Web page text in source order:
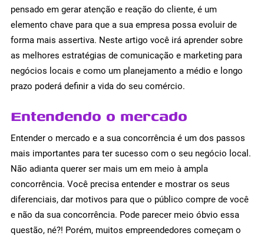
pensado em gerar atenção e reação do cliente, é um
elemento chave para que a sua empresa possa evoluir de
forma mais assertiva. Neste artigo você irá aprender sobre
as melhores estratégias de comunicação e marketing para
negócios locais e como um planejamento a médio e longo
prazo poderá definir a vida do seu comércio.
Entendendo o mercado
Entender o mercado e a sua concorrência é um dos passos
mais importantes para ter sucesso com o seu negócio local.
Não adianta querer ser mais um em meio à ampla
concorrência. Você precisa entender e mostrar os seus
diferenciais, dar motivos para que o público compre de você
e não da sua concorrência. Pode parecer meio óbvio essa
questão, né?! Porém, muitos empreendedores começam o